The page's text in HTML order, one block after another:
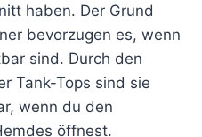
haben. Der Grund
bevorzugen es, wenn
sind. Durch den
Tank-Tops sind sie
wenn du den
öffnest.